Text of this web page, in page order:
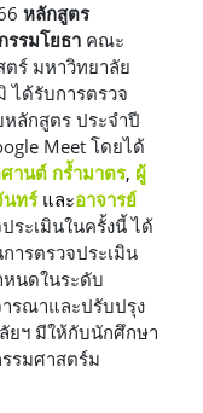
หลักสูตร
รมโยธา คณะ
ร์ มหาวิทยาลัย
ได้รับการตรวจ
ลักสูตร ประจำปี
Meet โดยได้
านต์ กร้ำมาตร, ผู้
นทร์และอาจารย์
ระเมินในครั้งนี้ ได้
ารตรวจประเมิน
นดในระดับ
รณาและปรับปรุง
ยฯ มีให้กับนักศึกษา
รมศาสตร์ม